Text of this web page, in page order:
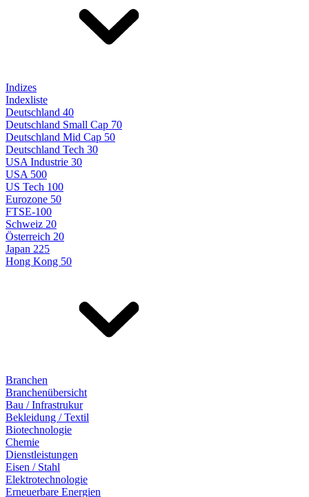
Indizes
Indexliste
Deutschland 40
Deutschland Small Cap 70
Deutschland Mid Cap 50
Deutschland Tech 30
USA Industrie 30
USA 500
US Tech 100
Eurozone 50
FTSE-100
Schweiz 20
Österreich 20
Japan 225
Hong Kong 50
Branchen
Branchenübersicht
Bau / Infrastrukur
Bekleidung / Textil
Biotechnologie
Chemie
Dienstleistungen
Eisen / Stahl
Elektrotechnologie
Erneuerbare Energien